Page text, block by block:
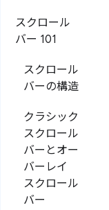
スクロール
バー 101
スクロール
バーの構造
クラシック
スクロール
バーとオー
バーレイ
スクロール
バー